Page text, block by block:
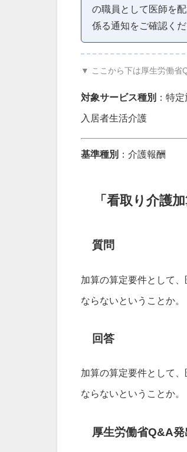
の職員として医師を
係る通知をご確認くだ
▼ ここから下は厚生労働省
対象サービス種別 ：特
入居者生活介護
基準種別 ：介護報酬
「看取り介護加
質問
加算の算定要件として
ならないということか。
回答
加算の算定要件として
ならないということか。
厚生労働省Q&A